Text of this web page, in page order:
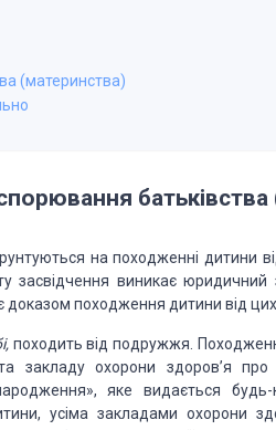
(материнства)
батьківства
на походженні дитини
засвідчення виникає юридичний
доказом походження дитини від цих
похо­дить від подружжя.
закладу охорони здоров’я
яке видається
усіма закладами охорони